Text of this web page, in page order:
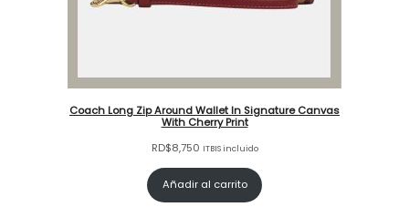
Coach Long Zip Around Wallet In Signature Canvas
With Cherry Print
RD$8,750 ITBIS incluido
Añadir al carrito